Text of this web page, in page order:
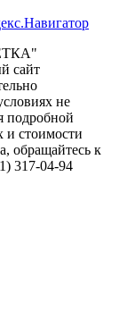
сайт
не
подробной
и стоимости
обращайтесь к
317-04-94